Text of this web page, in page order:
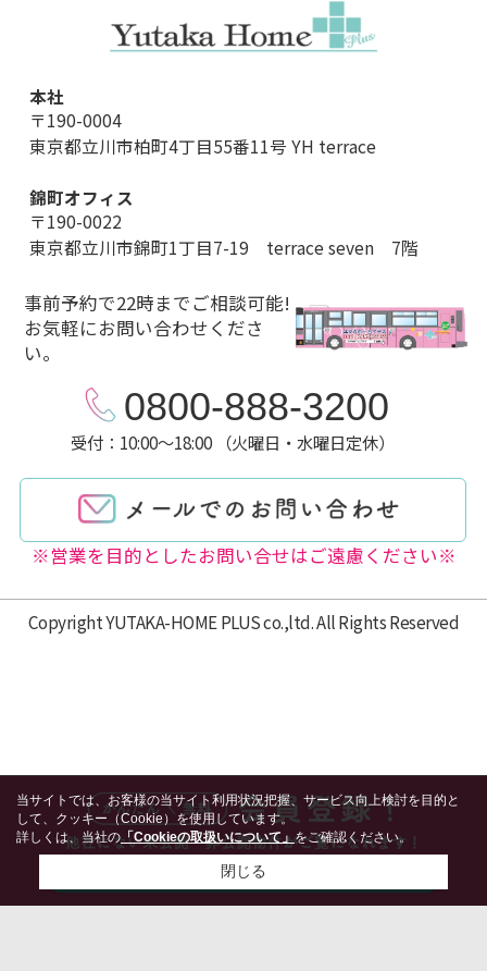
本社
〒190-0004
東京都立川市柏町4丁目55番11号 YH terrace
錦町オフィス
〒190-0022
東京都立川市錦町1丁目7-19 terrace seven 7階
事前予約で22時までご相談可能!
お気軽にお問い合わせくださ
い。
0800-888-3200
受付：10:00～18:00 （火曜日・水曜日定休）
※営業を目的としたお問い合せはご遠慮ください※
Copyright YUTAKA-HOME PLUS co.,ltd. All Rights Reserved
当サイトでは、お客様の当サイト利用状況把握、サービス向上検討を目的と
して、クッキー（Cookie）を使用しています。
詳しくは、当社の「Cookieの取扱いについて」をご確認ください。
閉じる